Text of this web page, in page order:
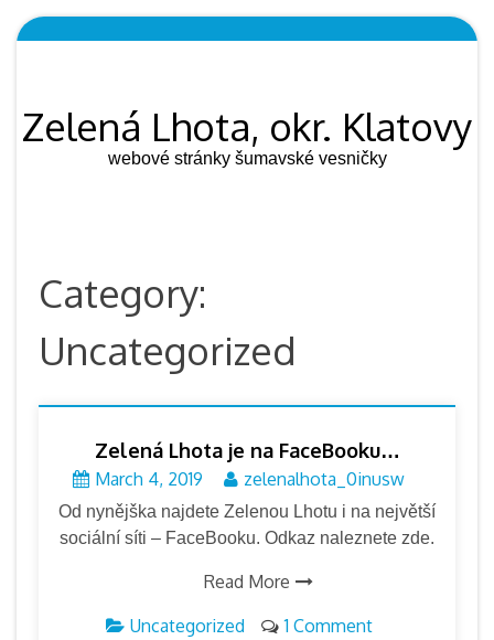
Skip
Zelená Lhota, okr. Klatovy
webové stránky šumavské vesničky
Category:
Uncategorized
Zelená Lhota je na FaceBooku…
March 4, 2019 zelenalhota_0inusw
Od nynějška najdete Zelenou Lhotu i na největší
sociální síti – FaceBooku. Odkaz naleznete zde.
Read More
Uncategorized
1 Comment